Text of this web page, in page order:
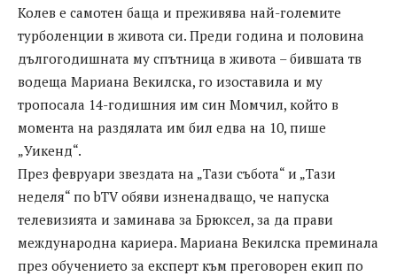
Колев е самотен баща и преживява най-големите
турболенции в живота си. Преди година и половина
дългогодишната му спътница в живота – бившата тв
водеща Мариана Векилска, го изоставила и му
тропосала 14-годишния им син Момчил, който в
момента на раздялата им бил едва на 10, пише
„Уикенд“.
През февруари звездата на „Тази събота“ и „Тази
неделя“ по bTV обяви изненадващо, че напуска
телевизията и заминава за Брюксел, за да прави
международна кариера. Мариана Векилска преминала
през обучението за експерт към преговорен екип по